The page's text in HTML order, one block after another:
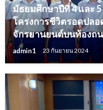
มัธยมศึกษาปีที่ 4 และ
โครงการชีวิตรอดปล
จักรยานยนต์บนท้องถ
admin1 23 กันยายน 2024